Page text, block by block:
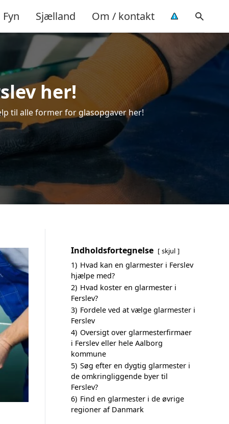
Fyn Sjælland Om / kontakt
her!
til alle former for glasopgaver her!
Indholdsfortegnelse skjul
1) Hvad kan en glarmester i Ferslev
hjælpe med?
2) Hvad koster en glarmester i
Ferslev?
3) Fordele ved at vælge glarmester i
Ferslev
4) Oversigt over glarmesterfirmaer
i Ferslev eller hele Aalborg
kommune
5) Søg efter en dygtig glarmester i
de omkringliggende byer til
Ferslev?
6) Find en glarmester i de øvrige
regioner af Danmark